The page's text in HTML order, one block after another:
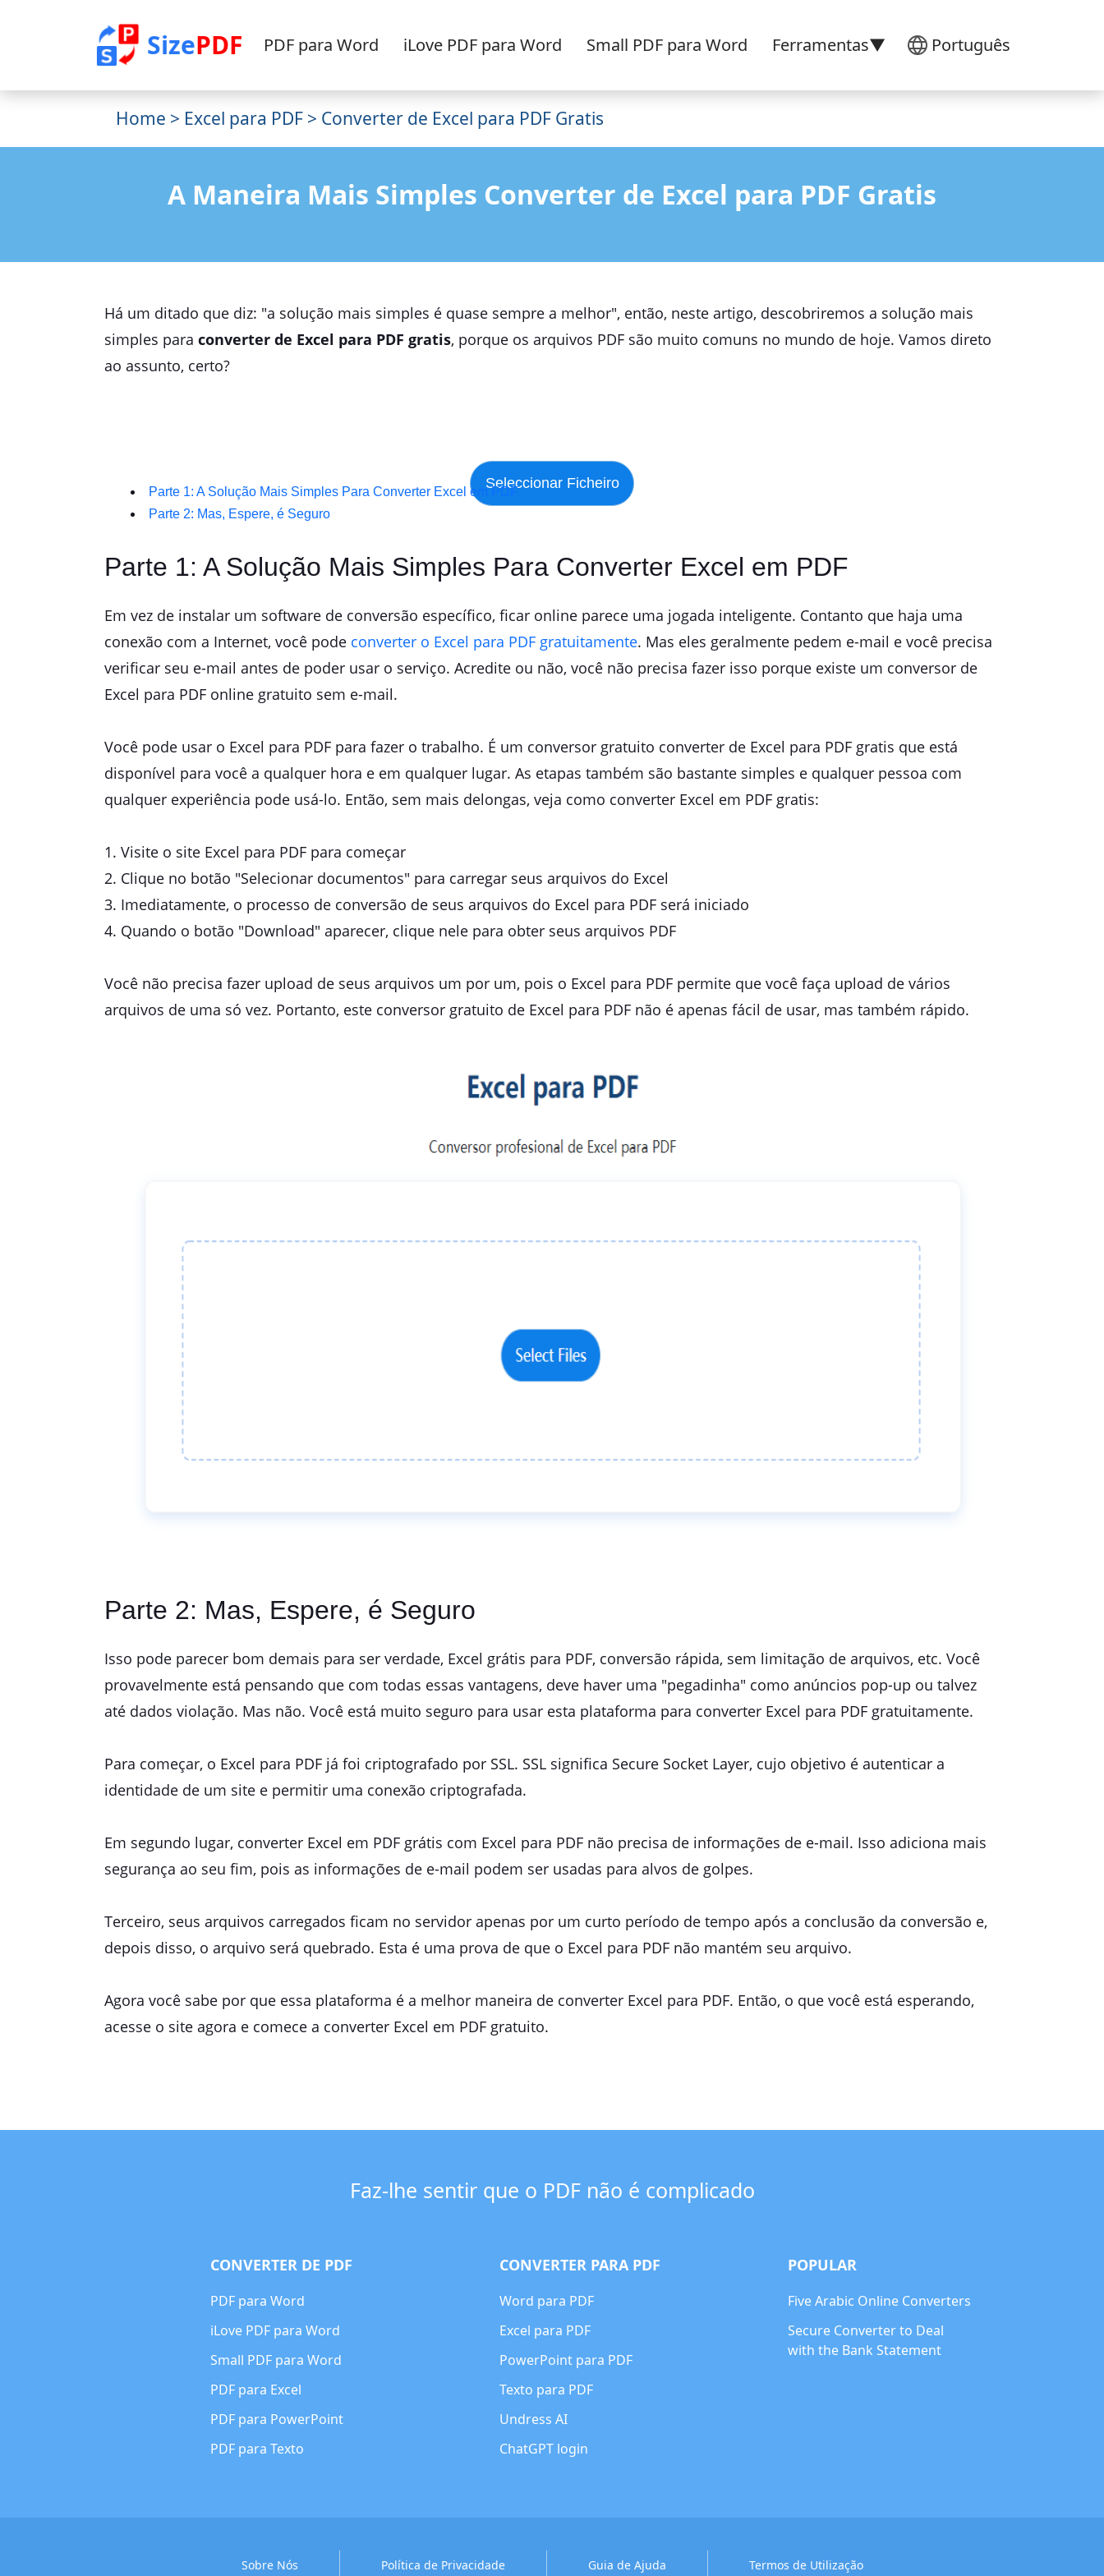
SizePDF Português
PDF para Word iLove PDF para Word Small PDF para Word Ferramentas▼
Home > Excel para PDF > Converter de Excel para PDF Gratis
A Maneira Mais Simples Converter de Excel para PDF Gratis
Há um ditado que diz: "a solução mais simples é quase sempre a melhor", então, neste artigo, descobriremos a solução mais
simples para converter de Excel para PDF gratis, porque os arquivos PDF são muito comuns no mundo de hoje. Vamos direto
ao assunto, certo?
Parte 1: A Solução Mais Simples Para Converter Excel em PDF
Parte 2: Mas, Espere, é Seguro
Parte 1: A Solução Mais Simples Para Converter Excel em PDF
Em vez de instalar um software de conversão específico, ficar online parece uma jogada inteligente. Contanto que haja uma
conexão com a Internet, você pode converter o Excel para PDF gratuitamente. Mas eles geralmente pedem e-mail e você precisa
verificar seu e-mail antes de poder usar o serviço. Acredite ou não, você não precisa fazer isso porque existe um conversor de
Excel para PDF online gratuito sem e-mail.
Você pode usar o Excel para PDF para fazer o trabalho. É um conversor gratuito converter de Excel para PDF gratis que está
disponível para você a qualquer hora e em qualquer lugar. As etapas também são bastante simples e qualquer pessoa com
qualquer experiência pode usá-lo. Então, sem mais delongas, veja como converter Excel em PDF gratis:
1. Visite o site Excel para PDF para começar
2. Clique no botão "Selecionar documentos" para carregar seus arquivos do Excel
3. Imediatamente, o processo de conversão de seus arquivos do Excel para PDF será iniciado
4. Quando o botão "Download" aparecer, clique nele para obter seus arquivos PDF
Você não precisa fazer upload de seus arquivos um por um, pois o Excel para PDF permite que você faça upload de vários
arquivos de uma só vez. Portanto, este conversor gratuito de Excel para PDF não é apenas fácil de usar, mas também rápido.
Parte 2: Mas, Espere, é Seguro
Isso pode parecer bom demais para ser verdade, Excel grátis para PDF, conversão rápida, sem limitação de arquivos, etc. Você
provavelmente está pensando que com todas essas vantagens, deve haver uma "pegadinha" como anúncios pop-up ou talvez
até dados violação. Mas não. Você está muito seguro para usar esta plataforma para converter Excel para PDF gratuitamente.
Para começar, o Excel para PDF já foi criptografado por SSL. SSL significa Secure Socket Layer, cujo objetivo é autenticar a
identidade de um site e permitir uma conexão criptografada.
Em segundo lugar, converter Excel em PDF grátis com Excel para PDF não precisa de informações de e-mail. Isso adiciona mais
segurança ao seu fim, pois as informações de e-mail podem ser usadas para alvos de golpes.
Terceiro, seus arquivos carregados ficam no servidor apenas por um curto período de tempo após a conclusão da conversão e,
depois disso, o arquivo será quebrado. Esta é uma prova de que o Excel para PDF não mantém seu arquivo.
Agora você sabe por que essa plataforma é a melhor maneira de converter Excel para PDF. Então, o que você está esperando,
acesse o site agora e comece a converter Excel em PDF gratuito.
Faz-lhe sentir que o PDF não é complicado
CONVERTER DE PDF
PDF para Word
iLove PDF para Word
Small PDF para Word
PDF para Excel
PDF para PowerPoint
PDF para Texto
CONVERTER PARA PDF
Word para PDF
Excel para PDF
PowerPoint para PDF
Texto para PDF
Undress AI
ChatGPT login
POPULAR
Five Arabic Online Converters
Secure Converter to Deal
with the Bank Statement
Sobre Nós Política de Privacidade Guia de Ajuda Termos de Utilização